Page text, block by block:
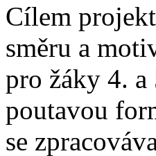
Cílem
směru a
pro žáky 4.
poutavou
se